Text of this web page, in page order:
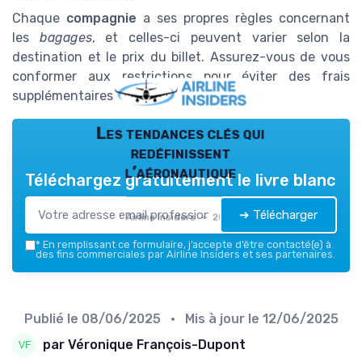
Chaque compagnie a ses propres règles concernant
les bagages, et celles-ci peuvent varier selon la
destination et le prix du billet. Assurez-vous de vous
conformer aux restrictions pour éviter des frais
supplémentaires imprévus.
Les tendances clés qui
redéfinissent
l’aéronautique
Airline Insiders — 2026
Téléchargez gratuitement le livre blanc
➔ Télécharger
* En remplissant ce formulaire, j’accepte d’être contacté(e) à
des fins commerciales par Airline Insiders et ses partenaires.
Publié le 08/06/2025 • Mis à jour le 12/06/2025
par Véronique François-Dupont